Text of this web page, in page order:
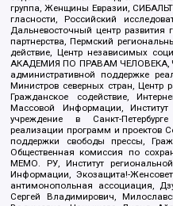
группа, Женщины Евразии,
гласности, Российский
Дальневосточный центр развития
партнерства, Пермский
действие, Центр независимых
АКАДЕМИЯ ПО ПРАВАМ ЧЕЛОВЕКА,
административной поддержке
Министров северных стран, Центр
Гражданское содействие,
Массовой Информации,
учреждение в Санкт-
реализации программ и проектов
поддержки свободы прессы,
Общественная комиссия по
МЕМО. РУ, Институт
Информации, Экозащита!-
антимонопольная ассоциация,
Сергей Владимирович,